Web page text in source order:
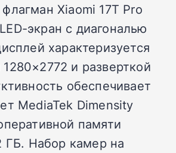
Xiaomi 17T Pro
экран с диагональю
характеризуется
и разверткой
обеспечивает
MediaTek Dimensity
памяти
ГБ. Набор камер на